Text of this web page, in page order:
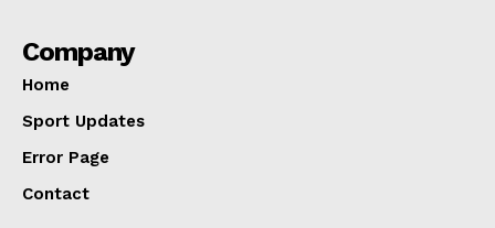
Company
Home
Sport Updates
Error Page
Contact